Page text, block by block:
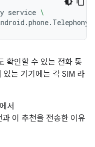
service \
확인할 수 있는 전화 통
있는 기기에는 각 SIM 라
서
이 추천을 전송한 이유